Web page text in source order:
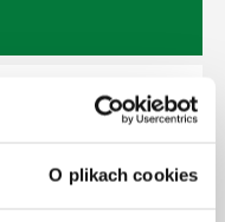
O plikach cookies
I INNE
pracodawcy
w